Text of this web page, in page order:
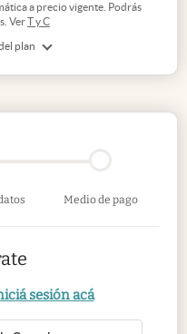
plan
a precio vigente. Podrás
VerT y C
Medio de pago
sesión acá